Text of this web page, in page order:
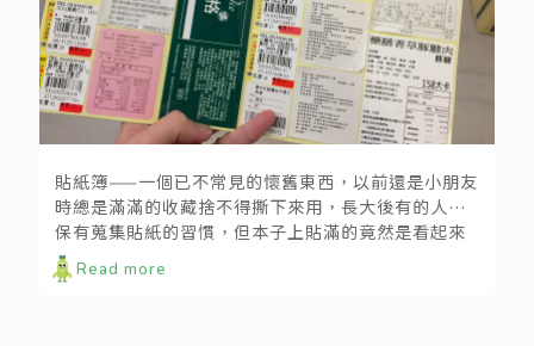
貫徹重複利用，你我都該有一本「大人的貼紙簿」！
貼紙簿——一個已不常見的懷舊東西，以前還是小朋友
時總是滿滿的收藏捨不得撕下來用，長大後有的人還
保有蒐集貼紙的習慣，但本子上貼滿的竟然是看起來
一文不值的標籤，為什麼會有這樣的蒐集呢？
Read more